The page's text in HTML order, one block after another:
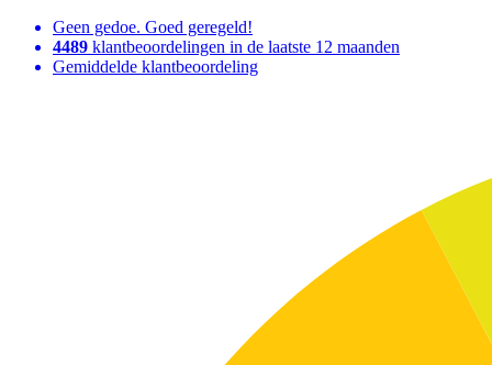
Geen gedoe. Goed geregeld!
4489 klantbeoordelingen in de laatste 12 maanden
Gemiddelde klantbeoordeling